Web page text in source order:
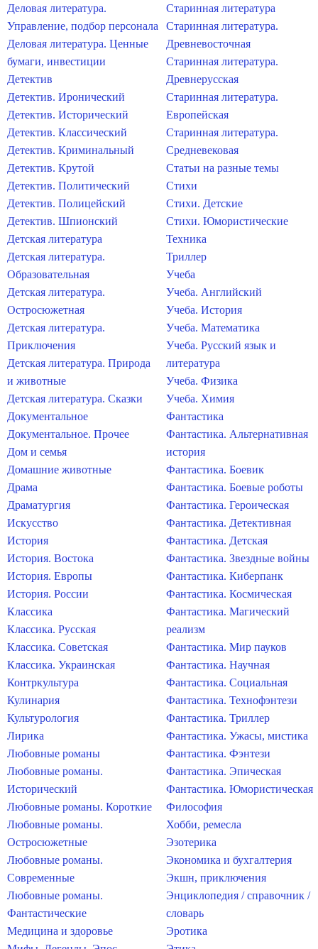
Деловая литература.
Управление, подбор персонала
Деловая литература. Ценные
бумаги, инвестиции
Детектив
Детектив. Иронический
Детектив. Исторический
Детектив. Классический
Детектив. Криминальный
Детектив. Крутой
Детектив. Политический
Детектив. Полицейский
Детектив. Шпионский
Детская литература
Детская литература.
Образовательная
Детская литература.
Остросюжетная
Детская литература.
Приключения
Детская литература. Природа
и животные
Детская литература. Сказки
Документальное
Документальное. Прочее
Дом и семья
Домашние животные
Драма
Драматургия
Искусство
История
История. Востока
История. Европы
История. России
Классика
Классика. Русская
Классика. Советская
Классика. Украинская
Контркультура
Кулинария
Культурология
Лирика
Любовные романы
Любовные романы.
Исторический
Любовные романы. Короткие
Любовные романы.
Остросюжетные
Любовные романы.
Современные
Любовные романы.
Фантастические
Медицина и здоровье
Старинная литература
Старинная литература.
Древневосточная
Старинная литература.
Древнерусская
Старинная литература.
Европейская
Старинная литература.
Средневековая
Статьи на разные темы
Стихи
Стихи. Детские
Стихи. Юмористические
Техника
Триллер
Учеба
Учеба. Английский
Учеба. История
Учеба. Математика
Учеба. Русский язык и
литература
Учеба. Физика
Учеба. Химия
Фантастика
Фантастика. Альтернативная
история
Фантастика. Боевик
Фантастика. Боевые роботы
Фантастика. Героическая
Фантастика. Детективная
Фантастика. Детская
Фантастика. Звездные войны
Фантастика. Киберпанк
Фантастика. Космическая
Фантастика. Магический
реализм
Фантастика. Мир пауков
Фантастика. Научная
Фантастика. Социальная
Фантастика. Технофэнтези
Фантастика. Триллер
Фантастика. Ужасы, мистика
Фантастика. Фэнтези
Фантастика. Эпическая
Фантастика. Юмористическая
Философия
Хобби, ремесла
Эзотерика
Экономика и бухгалтерия
Экшн, приключения
Энциклопедия / справочник /
словарь
Эротика